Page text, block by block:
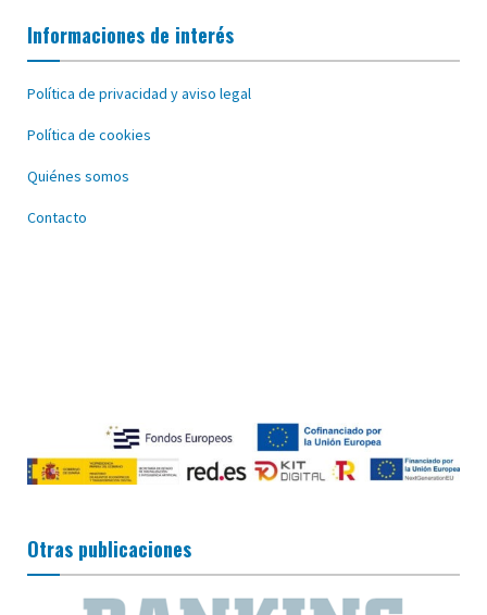
Informaciones de interés
Política de privacidad y aviso legal
Política de cookies
Quiénes somos
Contacto
Otras publicaciones